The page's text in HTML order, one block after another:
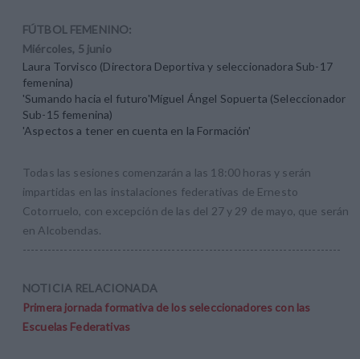
FÚTBOL FEMENINO:
Miércoles, 5 junio
Laura Torvisco (Directora Deportiva y seleccionadora Sub-17
femenina)
'Sumando hacia el futuro'Míguel Ángel Sopuerta (Seleccionador
Sub-15 femenina)
'Aspectos a tener en cuenta en la Formación'
Todas las sesiones comenzarán a las 18:00 horas y serán
impartidas en las instalaciones federativas de Ernesto
Cotorruelo, con excepción de las del 27 y 29 de mayo, que serán
en Alcobendas.
-----------------------------------------------------------------------------
NOTICIA RELACIONADA
Primera jornada formativa de los seleccionadores con las
Escuelas Federativas